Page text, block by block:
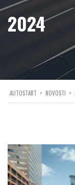
2024
AUTOSTART > NOVOSTI >